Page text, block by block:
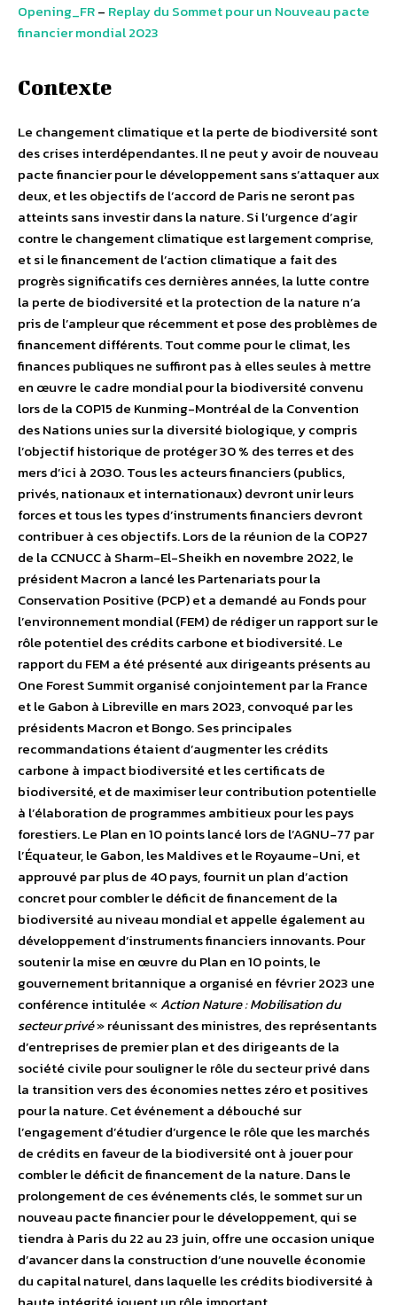
Opening_FR– Replay du Sommet pour un Nouveau pacte
financier mondial 2023
Contexte
Le changement climatique et la perte de biodiversité sont
des crises interdépendantes. Il ne peut y avoir de nouveau
pacte financier pour le développement sans s’attaquer aux
deux, et les objectifs de l’accord de Paris ne seront pas
atteints sans investir dans la nature. Si l’urgence d’agir
contre le changement climatique est largement comprise,
et si le financement de l’action climatique a fait des
progrès significatifs ces dernières années, la lutte contre
la perte de biodiversité et la protection de la nature n’a
pris de l’ampleur que récemment et pose des problèmes de
financement différents. Tout comme pour le climat, les
finances publiques ne suffiront pas à elles seules à mettre
en œuvre le cadre mondial pour la biodiversité convenu
lors de la COP15 de Kunming-Montréal de la Convention
des Nations unies sur la diversité biologique, y compris
l’objectif historique de protéger 30 % des terres et des
mers d’ici à 2030. Tous les acteurs financiers (publics,
privés, nationaux et internationaux) devront unir leurs
forces et tous les types d’instruments financiers devront
contribuer à ces objectifs. Lors de la réunion de la COP27
de la CCNUCC à Sharm-El-Sheikh en novembre 2022, le
président Macron a lancé les Partenariats pour la
Conservation Positive (PCP) et a demandé au Fonds pour
l’environnement mondial (FEM) de rédiger un rapport sur le
rôle potentiel des crédits carbone et biodiversité. Le
rapport du FEM a été présenté aux dirigeants présents au
One Forest Summit organisé conjointement par la France
et le Gabon à Libreville en mars 2023, convoqué par les
présidents Macron et Bongo. Ses principales
recommandations étaient d’augmenter les crédits
carbone à impact biodiversité et les certificats de
biodiversité, et de maximiser leur contribution potentielle
à l’élaboration de programmes ambitieux pour les pays
forestiers. Le Plan en 10 points lancé lors de l’AGNU-77 par
l’Équateur, le Gabon, les Maldives et le Royaume-Uni, et
approuvé par plus de 40 pays, fournit un plan d’action
concret pour combler le déficit de financement de la
biodiversité au niveau mondial et appelle également au
développement d’instruments financiers innovants. Pour
soutenir la mise en œuvre du Plan en 10 points, le
gouvernement britannique a organisé en février 2023 une
conférence intitulée « Action Nature : Mobilisation du
secteur privé» réunissant des ministres, des représentants
d’entreprises de premier plan et des dirigeants de la
société civile pour souligner le rôle du secteur privé dans
la transition vers des économies nettes zéro et positives
pour la nature. Cet événement a débouché sur
l’engagement d’étudier d’urgence le rôle que les marchés
de crédits en faveur de la biodiversité ont à jouer pour
combler le déficit de financement de la nature. Dans le
prolongement de ces événements clés, le sommet sur un
nouveau pacte financier pour le développement, qui se
tiendra à Paris du 22 au 23 juin, offre une occasion unique
d’avancer dans la construction d’une nouvelle économie
du capital naturel, dans laquelle les crédits biodiversité à